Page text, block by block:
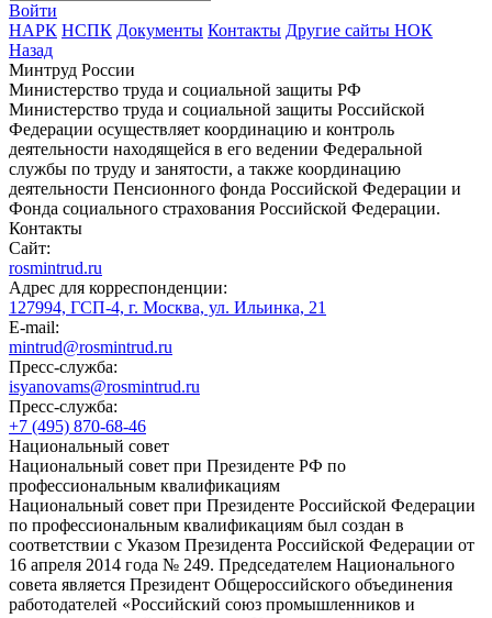
Войти
НАРК НСПК Документы Контакты Другие сайты НОК
Назад
Минтруд России
Министерство труда и социальной защиты РФ
Министерство труда и социальной защиты Российской
Федерации осуществляет координацию и контроль
деятельности находящейся в его ведении Федеральной
службы по труду и занятости, а также координацию
деятельности Пенсионного фонда Российской Федерации и
Фонда социального страхования Российской Федерации.
Контакты
Сайт:
rosmintrud.ru
Адрес для корреспонденции:
127994, ГСП-4, г. Москва, ул. Ильинка, 21
E-mail:
mintrud@rosmintrud.ru
Пресс-служба:
isyanovams@rosmintrud.ru
Пресс-служба:
+7 (495) 870-68-46
Национальный совет
Национальный совет при Президенте РФ по
профессиональным квалификациям
Национальный совет при Президенте Российской Федерации
по профессиональным квалификациям был создан в
соответствии с Указом Президента Российской Федерации от
16 апреля 2014 года № 249. Председателем Национального
совета является Президент Общероссийского объединения
работодателей «Российский союз промышленников и